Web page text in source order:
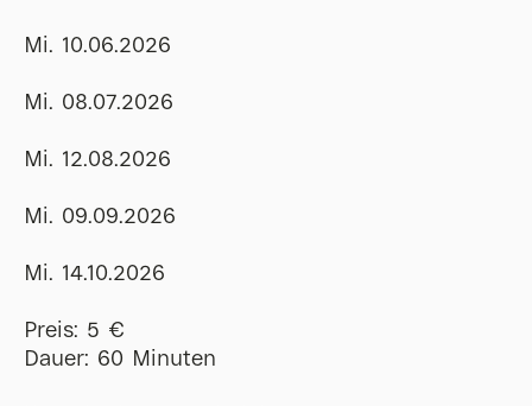
Mi. 10.06.2026
Mi. 08.07.2026
Mi. 12.08.2026
Mi. 09.09.2026
Mi. 14.10.2026
Preis: 5 €
Dauer: 60 Minuten